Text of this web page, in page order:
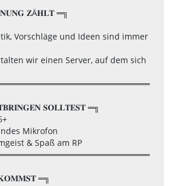
𝐙Ä𝐇𝐋𝐓 ═╗
Vorschläge und Ideen sind immer
wir einen Server, auf dem sich
𝐒𝐎𝐋𝐋𝐓𝐄𝐒𝐓 ═╗
Mikrofon
& Spaß am RP
═╗